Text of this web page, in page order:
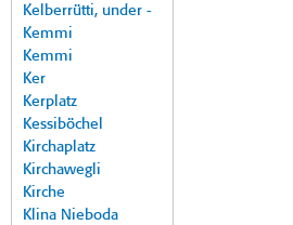
Kelberrütti, under -
Kemmi
Kemmi
Ker
Kerplatz
Kessiböchel
Kirchaplatz
Kirchawegli
Kirche
Klina Nieboda